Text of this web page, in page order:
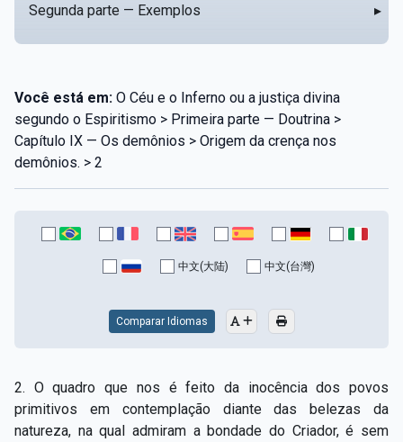
Segunda parte — Exemplos ▸
Você está em: O Céu e o Inferno ou a justiça divina
segundo o Espiritismo > Primeira parte — Doutrina >
Capítulo IX — Os demônios > Origem da crença nos
demônios. > 2
中文(大陆) 中文(台灣)
Comparar Idiomas
2. O quadro que nos é feito da inocência dos povos
primitivos em contemplação diante das belezas da
natureza, na qual admiram a bondade do Criador, é sem